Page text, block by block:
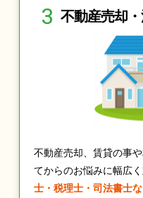
3 不動産売却
不動産売却、賃貸の事
てからのお悩みに幅広く
士・税理士・司法書士